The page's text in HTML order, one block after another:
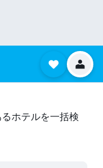
ホテルを一括検